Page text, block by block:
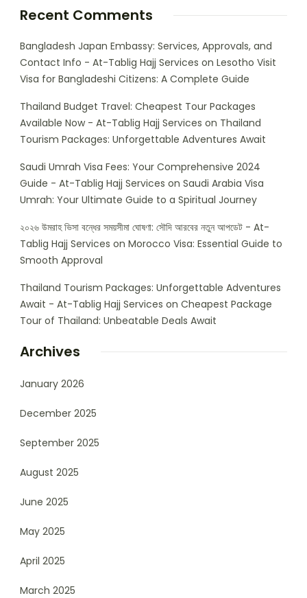
Recent Comments
Bangladesh Japan Embassy: Services, Approvals, and
Contact Info - At-Tablig Hajj Services on Lesotho Visit
Visa for Bangladeshi Citizens: A Complete Guide
Thailand Budget Travel: Cheapest Tour Packages
Available Now - At-Tablig Hajj Services on Thailand
Tourism Packages: Unforgettable Adventures Await
Saudi Umrah Visa Fees: Your Comprehensive 2024
Guide - At-Tablig Hajj Services on Saudi Arabia Visa
Umrah: Your Ultimate Guide to a Spiritual Journey
২০২৬ উমরাহ ভিসা বন্ধের সময়সীমা ঘোষণা: সৌদি আরবের নতুন আপডেট - At-
Tablig Hajj Services on Morocco Visa: Essential Guide to
Smooth Approval
Thailand Tourism Packages: Unforgettable Adventures
Await - At-Tablig Hajj Services on Cheapest Package
Tour of Thailand: Unbeatable Deals Await
Archives
January 2026
December 2025
September 2025
August 2025
June 2025
May 2025
April 2025
March 2025